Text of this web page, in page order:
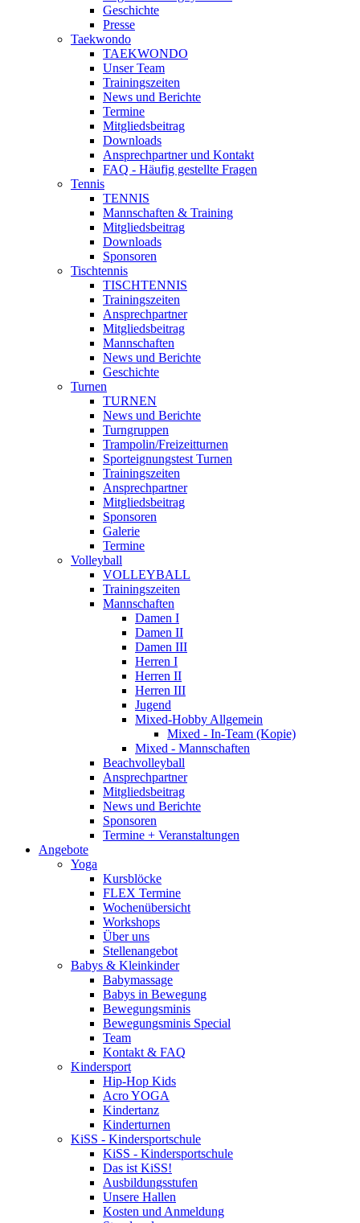
Geschichte
Presse
Taekwondo
TAEKWONDO
Unser Team
Trainingszeiten
News und Berichte
Termine
Mitgliedsbeitrag
Downloads
Ansprechpartner und Kontakt
FAQ - Häufig gestellte Fragen
Tennis
TENNIS
Mannschaften & Training
Mitgliedsbeitrag
Downloads
Sponsoren
Tischtennis
TISCHTENNIS
Trainingszeiten
Ansprechpartner
Mitgliedsbeitrag
Mannschaften
News und Berichte
Geschichte
Turnen
TURNEN
News und Berichte
Turngruppen
Trampolin/Freizeitturnen
Sporteignungstest Turnen
Trainingszeiten
Ansprechpartner
Mitgliedsbeitrag
Sponsoren
Galerie
Termine
Volleyball
VOLLEYBALL
Trainingszeiten
Mannschaften
Damen I
Damen II
Damen III
Herren I
Herren II
Herren III
Jugend
Mixed-Hobby Allgemein
Mixed - In-Team (Kopie)
Mixed - Mannschaften
Beachvolleyball
Ansprechpartner
Mitgliedsbeitrag
News und Berichte
Sponsoren
Termine + Veranstaltungen
Angebote
Yoga
Kursblöcke
FLEX Termine
Wochenübersicht
Workshops
Über uns
Stellenangebot
Babys & Kleinkinder
Babymassage
Babys in Bewegung
Bewegungsminis
Bewegungsminis Special
Team
Kontakt & FAQ
Kindersport
Hip-Hop Kids
Acro YOGA
Kindertanz
Kinderturnen
KiSS - Kindersportschule
KiSS - Kindersportschule
Das ist KiSS!
Ausbildungsstufen
Unsere Hallen
Kosten und Anmeldung